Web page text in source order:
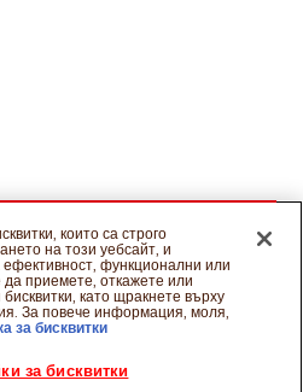
които са строго
на този уебсайт, и
ефективност, функционални или
приемете, откажете или
като щракнете върху
За повече информация, моля,
за бисквитки
за бисквитки